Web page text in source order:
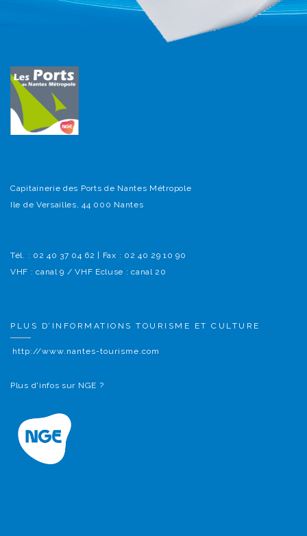
Capitainerie des Ports de Nantes Métropole
Ile de Versailles, 44 000 Nantes
Tél. : 02 40 37 04 62 | Fax : 02 40 29 10 90
VHF : canal 9 / VHF Ecluse : canal 20
PLUS D’INFORMATIONS TOURISME ET CULTURE
http://www.nantes-tourisme.com
Plus d'infos sur NGE ?